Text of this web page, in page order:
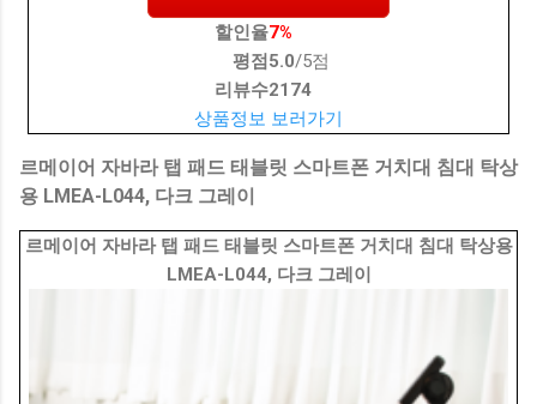
할인율7%
평점 5.0/5점
리뷰수2174
상품정보 보러가기
르메이어 자바라 탭 패드 태블릿 스마트폰 거치대 침대 탁상
용 LMEA-L044, 다크 그레이
르메이어 자바라 탭 패드 태블릿 스마트폰 거치대 침대 탁상용
LMEA-L044, 다크 그레이